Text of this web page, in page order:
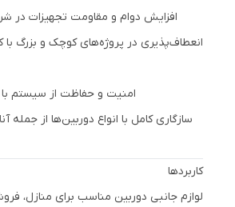
افزایش دوام و مقاومت تجهیزات در
انعطاف‌پذیری در پروژه‌های کوچک و بزرگ
امنیت و حفاظت از سیستم
کاربردها
لوازم جانبی دوربین مناسب برای منازل،